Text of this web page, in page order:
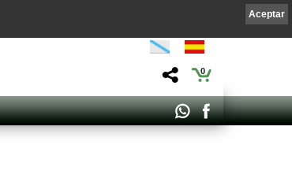
0
Aceptar